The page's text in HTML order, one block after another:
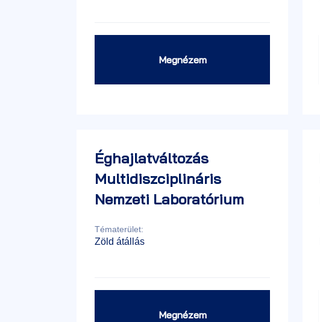
Megnézem
Éghajlatváltozás
Multidiszciplináris
Nemzeti Laboratórium
Tématerület:
Zöld átállás
Megnézem